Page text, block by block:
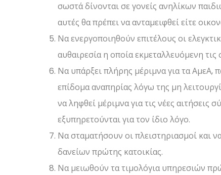
σωστά δίνονται σε γονείς ανηλίκων
αυτές θα πρέπει να ανταμειφθεί είτε
Να ενεργοποιηθούν επιτέλους οι
αυθαιρεσία η οποία εκμεταλλευόμενη τις
Να υπάρξει πλήρης μέριμνα για τα
επίδομα αναπηρίας λόγω της μη
να ληφθεί μέριμνα για τις νέες αιτήσεις
εξυπηρετούνται για τον ίδιο λόγο.
Να σταματήσουν οι πλειστηριασμοί και
δανείων πρώτης κατοικίας.
Να μειωθούν τα τιμολόγια υπηρεσιών